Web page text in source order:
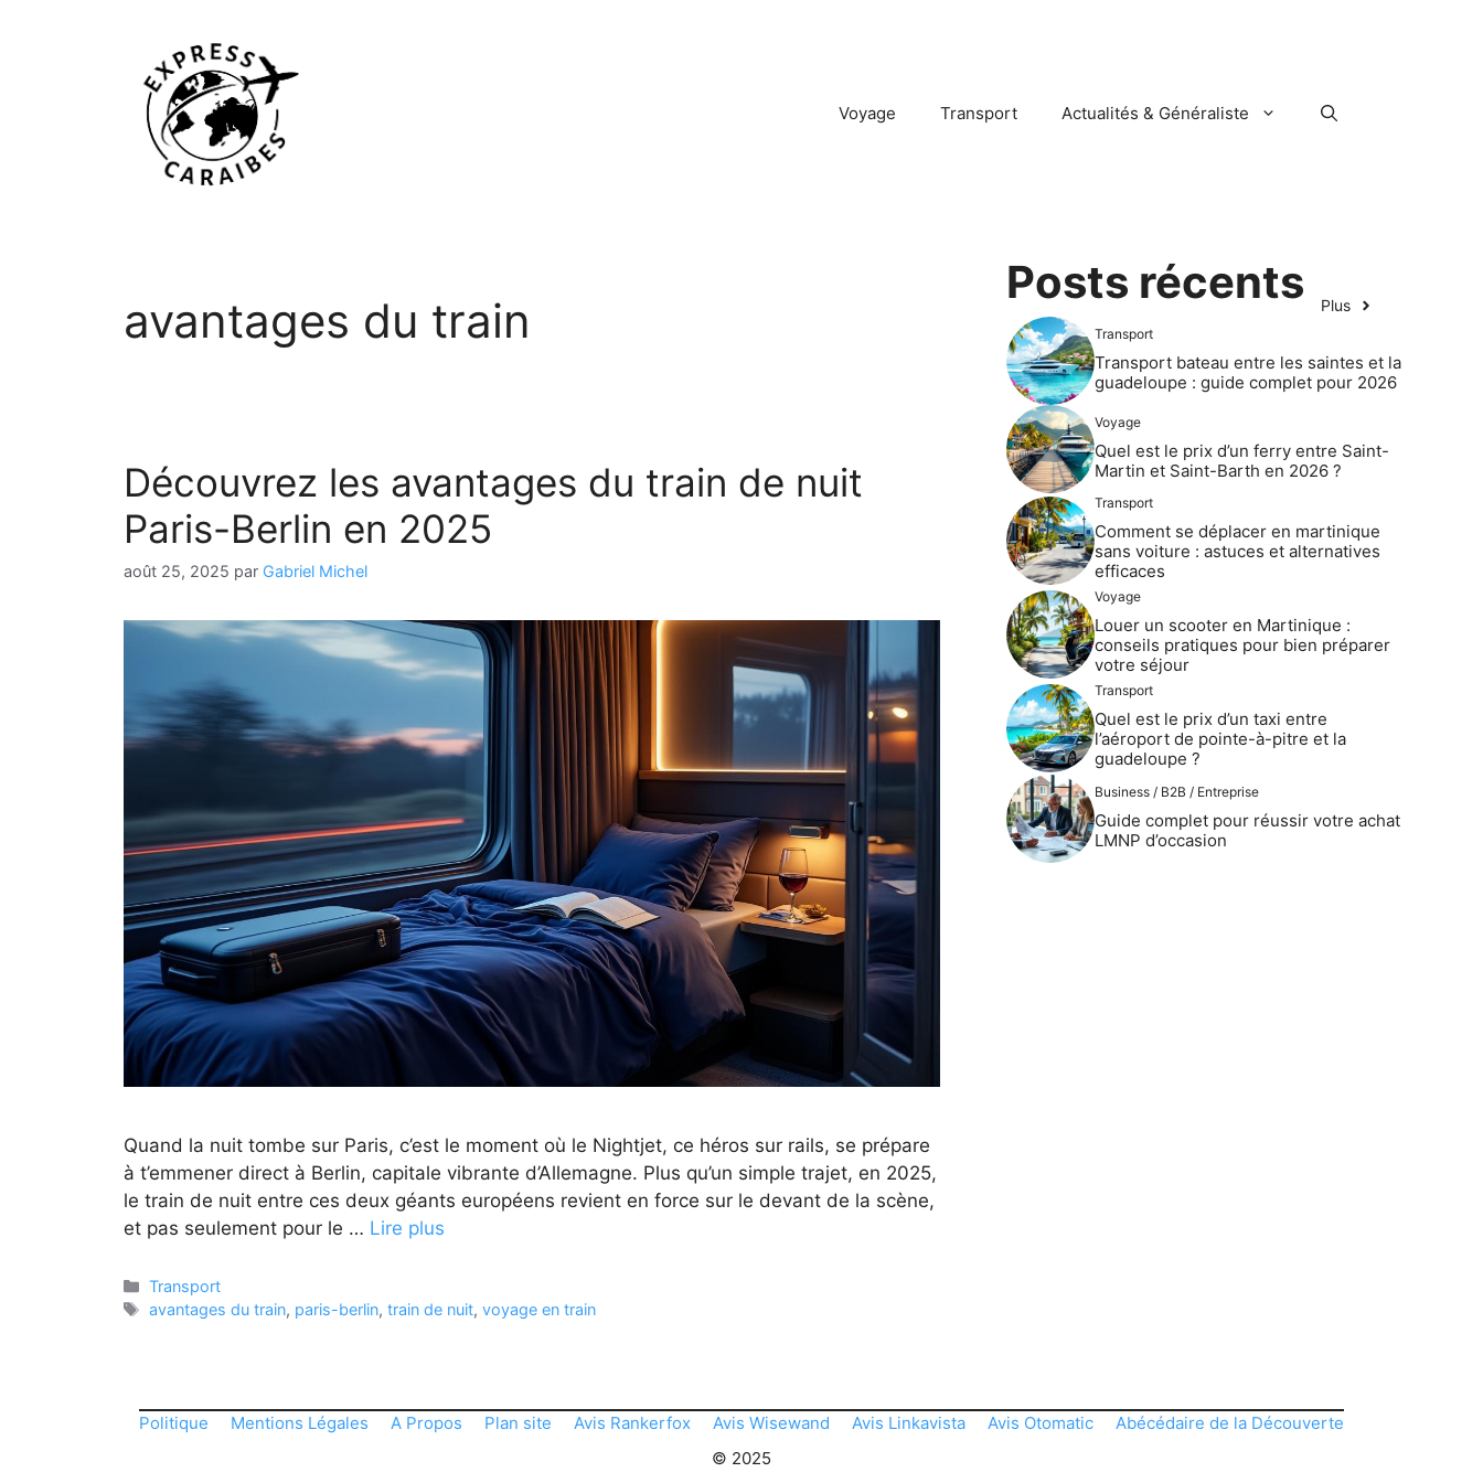
Voyage Transport Actualités & Généraliste
avantages du train
Découvrez les avantages du train de nuit
Paris-Berlin en 2025
août 25, 2025 par Gabriel Michel
Quand la nuit tombe sur Paris, c’est le moment où le Nightjet, ce héros sur rails, se prépare
à t’emmener direct à Berlin, capitale vibrante d’Allemagne. Plus qu’un simple trajet, en 2025,
le train de nuit entre ces deux géants européens revient en force sur le devant de la scène,
et pas seulement pour le … Lire plus
Catégories
Transport
Étiquettes
avantages du train, paris-berlin,train de nuit,voyage en train
Posts récents Plus
Transport
Transport bateau entre les saintes et la
guadeloupe : guide complet pour 2026
Voyage
Quel est le prix d’un ferry entre Saint-
Martin et Saint-Barth en 2026 ?
Transport
Comment se déplacer en martinique
sans voiture : astuces et alternatives
efficaces
Voyage
Louer un scooter en Martinique :
conseils pratiques pour bien préparer
votre séjour
Transport
Quel est le prix d’un taxi entre
l’aéroport de pointe-à-pitre et la
guadeloupe ?
Business / B2B / Entreprise
Guide complet pour réussir votre achat
LMNP d’occasion
Politique Mentions Légales A Propos Plan site Avis Rankerfox Avis Wisewand Avis Linkavista Avis Otomatic
Abécédaire de la Découverte
© 2025